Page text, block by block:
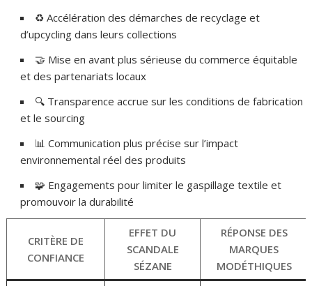
♻️ Accélération des démarches de recyclage et
d’upcycling dans leurs collections
🤝 Mise en avant plus sérieuse du commerce équitable
et des partenariats locaux
🔍 Transparence accrue sur les conditions de fabrication
et le sourcing
📊 Communication plus précise sur l’impact
environnemental réel des produits
🧩 Engagements pour limiter le gaspillage textile et
promouvoir la durabilité
CRITÈRE DE
CONFIANCE
EFFET DU
SCANDALE
SÉZANE
RÉPONSE DES
MARQUES
MODÉTHIQUES